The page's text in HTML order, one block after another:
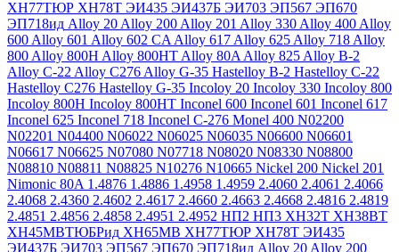
ХН77ТЮР ХН78Т ЭИ435 ЭИ437Б ЭИ703 ЭП567 ЭП670
ЭП718ид Alloy 20 Alloy 200 Alloy 201 Alloy 330 Alloy 400 Alloy
600 Alloy 601 Alloy 602 CA Alloy 617 Alloy 625 Alloy 718 Alloy
800 Alloy 800H Alloy 800HT Alloy 80A Alloy 825 Alloy B-2
Alloy C-22 Alloy C276 Alloy G-35 Hastelloy B-2 Hastelloy C-22
Hastelloy C276 Hastelloy G-35 Incoloy 20 Incoloy 330 Incoloy 800
Incoloy 800H Incoloy 800HT Inconel 600 Inconel 601 Inconel 617
Inconel 625 Inconel 718 Inconel C-276 Monel 400 N02200
N02201 N04400 N06022 N06025 N06035 N06600 N06601
N06617 N06625 N07080 N07718 N08020 N08330 N08800
N08810 N08811 N08825 N10276 N10665 Nickel 200 Nickel 201
Nimonic 80A 1.4876 1.4886 1.4958 1.4959 2.4060 2.4061 2.4066
2.4068 2.4360 2.4602 2.4617 2.4660 2.4663 2.4668 2.4816 2.4819
2.4851 2.4856 2.4858 2.4951 2.4952 НП2 НП3 ХН32Т ХН38ВТ
ХН45МВТЮБРид ХН65МВ ХН77ТЮР ХН78Т ЭИ435
ЭИ437Б ЭИ703 ЭП567 ЭП670 ЭП718ид Alloy 20 Alloy 200